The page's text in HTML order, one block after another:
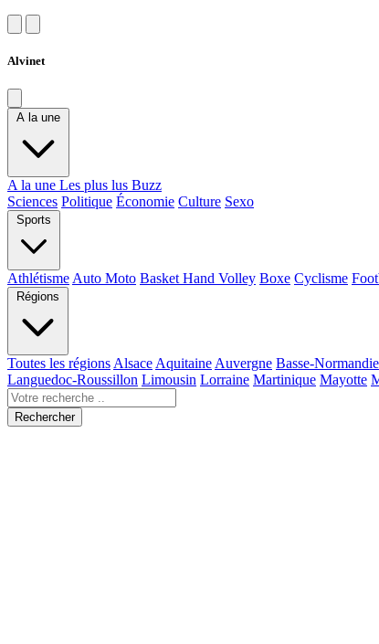
Alvinet
A la une
A la une Les plus lus Buzz
Sciences Politique Économie Culture Sexo
Sports
Athlétisme Auto Moto Basket Hand Volley Boxe Cyclisme
Régions
Toutes les régions Alsace Aquitaine Auvergne Basse-Normandie
Languedoc-Roussillon Limousin Lorraine Martinique Mayotte
Rechercher